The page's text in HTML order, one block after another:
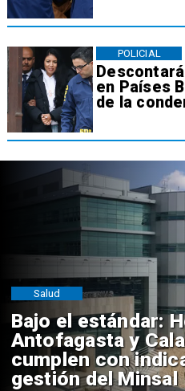
en Países
de la
POLICIAL
Bajo el estándar:
Antofagasta y
cumplen con
gestión del Minsal
Salud